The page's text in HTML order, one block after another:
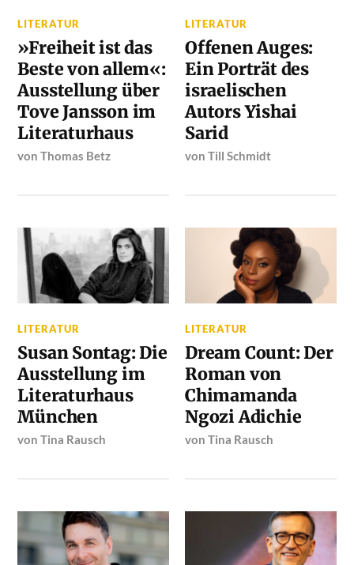
LITERATUR
»Freiheit ist das
Beste von allem«:
Ausstellung über
Tove Jansson im
Literaturhaus
vonThomas Betz
LITERATUR
Offenen Auges:
Ein Porträt des
israelischen
Autors Yishai
Sarid
vonTill Schmidt
LITERATUR
Susan Sontag: Die
Ausstellung im
Literaturhaus
München
vonTina Rausch
LITERATUR
Dream Count: Der
Roman von
Chimamanda
Ngozi Adichie
vonTina Rausch